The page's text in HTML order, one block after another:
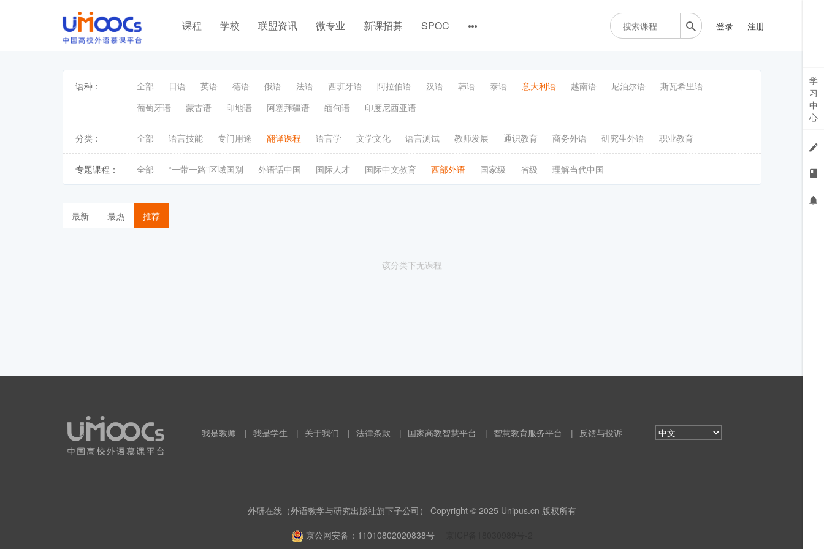
课程 学校 联盟资讯 微专业 新课招募 SPOC 登录 注册
语种： 全部 日语 英语 德语 俄语 法语 西班牙语 阿拉伯语 汉语 韩语 泰语 意大利语 越南语 尼泊尔语
斯瓦希里语
葡萄牙语
蒙古语 印地语 阿塞拜疆语 缅甸语 印度尼西亚语
分类： 全部 语言技能 专门用途 翻译课程 语言学 文学文化 语言测试 教师发展 通识教育 商务外语 研究生外语 职业教育
专题课程： 全部 “一带一路”区域国别 外语话中国 国际人才 国际中文教育 西部外语 国家级 省级 理解当代中国
最新 最热 推荐
该分类下无课程
我是教师 | 我是学生 | 关于我们 | 法律条款 | 国家高教智慧平台 | 智慧教育服务平台 | 反馈与投诉
外研在线（外语教学与研究出版社旗下子公司） Copyright © 2025 Unipus.cn 版权所有
京公网安备：11010802020838号
学
习
中
心